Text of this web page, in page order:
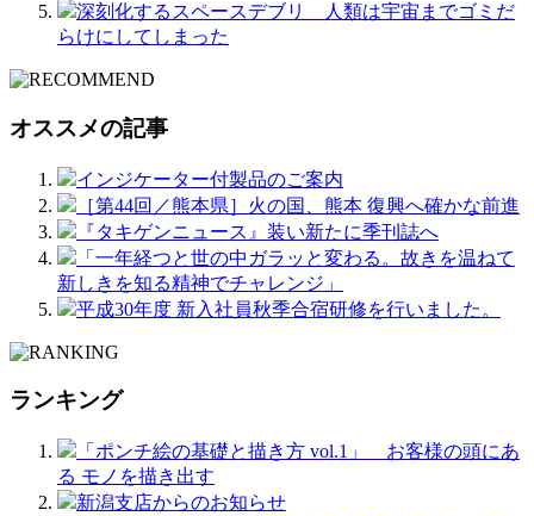
深刻化するスペースデブリ 人類は宇宙までゴミだ
らけにしてしまった
オススメの記事
インジケーター付製品のご案内
［第44回／熊本県］火の国、熊本 復興へ確かな前進
『タキゲンニュース』装い新たに季刊誌へ
「一年経つと世の中ガラッと変わる。故きを温ねて
新しきを知る精神でチャレンジ」
平成30年度 新入社員秋季合宿研修を行いました。
ランキング
「ポンチ絵の基礎と描き方 vol.1」 お客様の頭にあ
る モノを描き出す
新潟支店からのお知らせ